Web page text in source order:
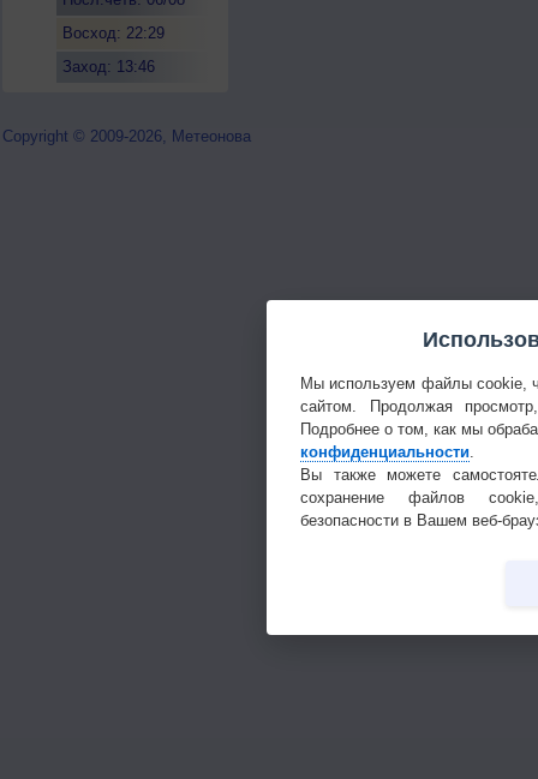
Восход: 22:29
Заход: 13:46
Copyright © 2009-2026, Метеонова
Мы используем файлы cookie,
сайтом. Продолжая
Подробнее о том, как мы
конфиденциальности
Вы также можете
сохранение файлов
безопасности в Вашем веб-